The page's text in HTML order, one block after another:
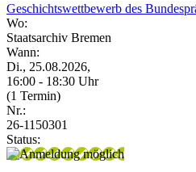
Geschichtswettbewerb des
Wo:
Staatsarchiv Bremen
Wann:
Di., 25.08.2026,
16:00 - 18:30 Uhr
(1 Termin)
Nr.:
26-1150301
Status: